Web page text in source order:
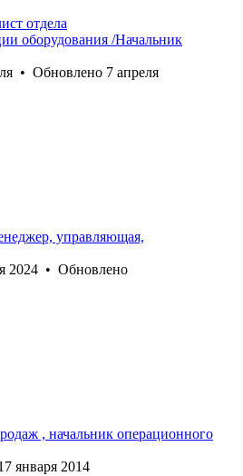
отдела
оборудования /Начальник
• Обновлено 7 апреля
управляющая,
2024 • Обновлено
, начальник операционного
января 2014